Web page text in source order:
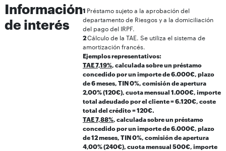
Información
de interés
1 Préstamo sujeto a la aprobación del
departamento de Riesgos y a la domiciliación
del pago del IRPF.
2Cálculo de la TAE. Se utiliza el sistema de
amortización francés.
Ejemplos representativos:
TAE 7,19%, calculada sobre un préstamo
concedido por un importe de 6.000€, plazo
de 6 meses, TIN 0%, comisión de apertura
2,00% (120€), cuota mensual 1.000€, importe
total adeudado por el cliente = 6.120€, coste
total del crédito = 120€.
TAE 7,88%, calculada sobre un préstamo
concedido por un importe de 6.000€, plazo
de 12 meses, TIN 0%, comisión de apertura
4,00% (240€), cuota mensual 500€, importe